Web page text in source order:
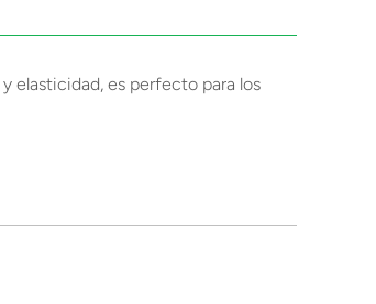
elasticidad, es perfecto para los